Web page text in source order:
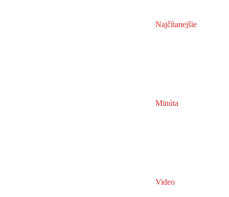
Najčítanejšie
Minúta
Video